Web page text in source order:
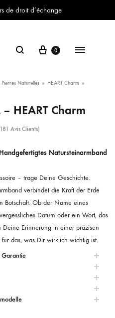
de droit d’échange
Recherche Panier
0 Menu
Pierres Naturelles » HEART Charm »
HEART Charm
Avis Clients)
Natursteinarmband
– trage Deine Geschichte.
verbindet die Kraft der Erde
Botschaft. Ob der Name eines
Datum oder ein Wort, das
Erinnerung in einer präzisen
für das, was Dir wirklich wichtig ist.
Garantie